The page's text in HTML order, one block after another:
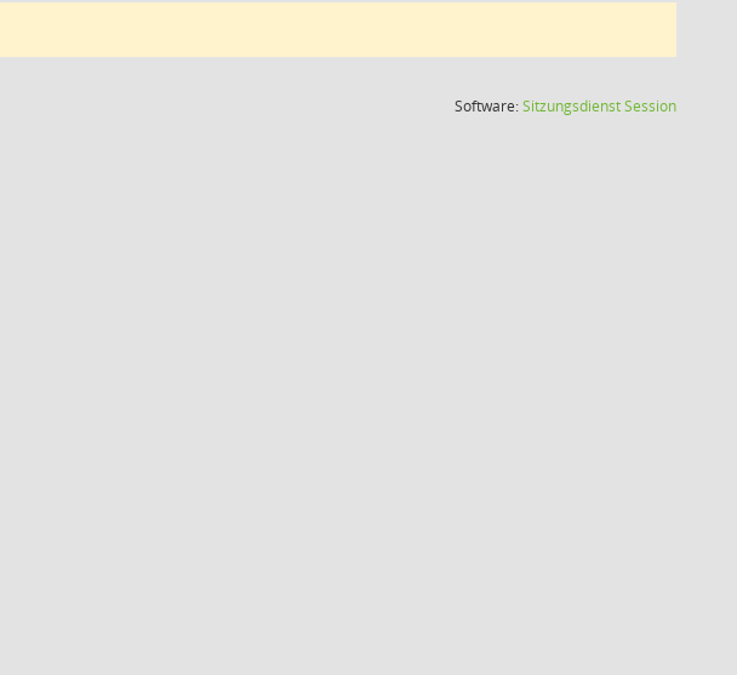
Software:SitzungsdienstSession(Wird in